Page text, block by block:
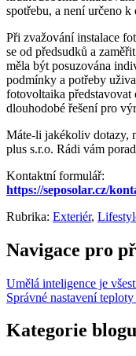
spotřebu, a není určeno
Při zvažování instalace
se od předsudků a
měla být posuzována
podmínky a potřeby
fotovoltaika
dlouhodobé řešení pro
Máte-li jakékoliv dotazy,
plus s.r.o. Rádi vám
Kontaktní formulář:
https://seposolar.cz/
Rubrika: Exteriér,
Navigace pro
Umělá inteligence je
Správné nastavení
Kategorie blogu